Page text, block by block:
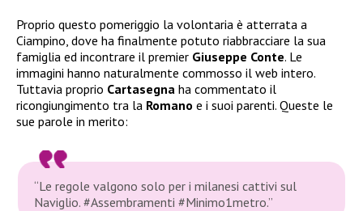
Proprio questo pomeriggio la volontaria è atterrata a
Ciampino, dove ha finalmente potuto riabbracciare la sua
famiglia ed incontrare il premier Giuseppe Conte. Le
immagini hanno naturalmente commosso il web intero.
Tuttavia proprio Cartasegna ha commentato il
ricongiungimento tra la Romano e i suoi parenti. Queste le
sue parole in merito:
“Le regole valgono solo per i milanesi cattivi sul
Naviglio. #Assembramenti #Minimo1metro.”